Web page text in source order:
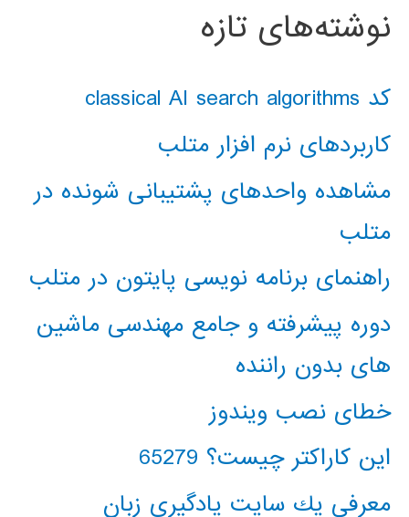
نوشته‌های تازه
کد classical AI search algorithms
کاربردهای نرم افزار متلب
مشاهده واحدهای پشتیبانی شونده در
متلب
راهنمای برنامه نویسی پایتون در متلب
دوره پیشرفته و جامع مهندسی ماشین
های بدون راننده
خطای نصب ویندوز
این کاراکتر چیست؟ 65279
معرفي يك سايت يادگيري زبان